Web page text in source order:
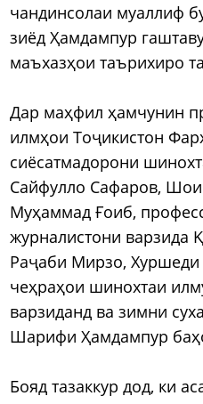
чандинсолаи муаллиф
зиёд Ҳамдампур
маъхазҳои таърихиро
Дар маҳфил ҳамчунин
илмҳои Тоҷикистон
сиёсатмадорони
Сайфулло Сафаров,
Муҳаммад Ғоиб,
журналистони
Раҷаби Мирзо, Хуршеди
чеҳраҳои шинохтаи
варзиданд ва зимни
Шарифи Ҳамдампур
Бояд тазаккур дод, ки